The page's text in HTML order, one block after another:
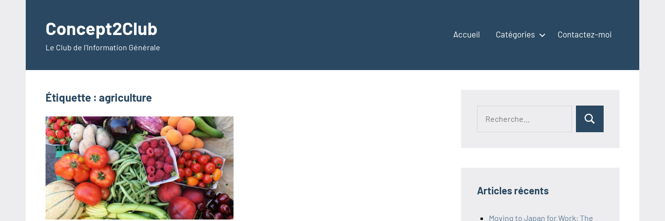
contenuConcept2Club
Le Club de l'Information Générale
Accueil Catégories Contactez-moi
Étiquette : agriculture
Rechercher
Articles récents
Moving to Japan for Work: The